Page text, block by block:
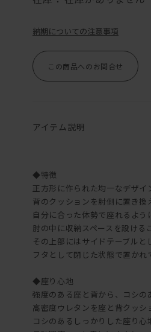
納期についての注意事項
この商品へのお問合せ
アイテム説明
◆特徴
正方形に作られた均一なデザイ
背のクッションを肘側に置き換
自分に合った体勢で座れるよう
肘の中に収納スペースを設ける
その上部にはサイドテーブル
フタとして閉じた状態で置かれ
◆座り心地
強度のある座と背から、コシの
高密度ウレタンを座と背クッシ
コシのあるしっかりした座り心